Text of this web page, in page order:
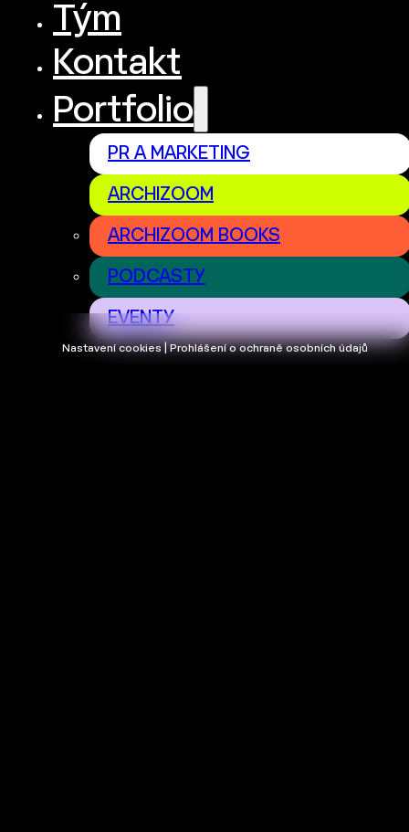
Nastavení cookies | Prohlášení o ochraně osobních údajů
Tým
Kontakt
Portfolio
PR A MARKETING
ARCHIZOOM
ARCHIZOOM BOOKS
PODCASTY
EVENTY